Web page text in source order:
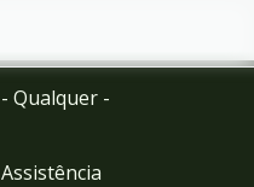
- Qualquer -
Assistência